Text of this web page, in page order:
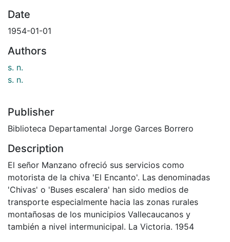
Date
1954-01-01
Authors
s. n.
s. n.
Publisher
Biblioteca Departamental Jorge Garces Borrero
Description
El señor Manzano ofreció sus servicios como
motorista de la chiva 'El Encanto'. Las denominadas
'Chivas' o 'Buses escalera' han sido medios de
transporte especialmente hacia las zonas rurales
montañosas de los municipios Vallecaucanos y
también a nivel intermunicipal. La Victoria. 1954